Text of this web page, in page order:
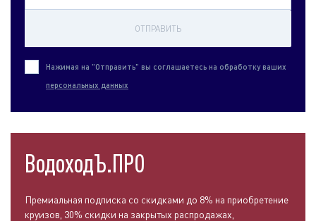
ОТПРАВИТЬ
Нажимая на "Отправить" вы соглашаетесь на обработку ваших
персональных данных
ВодоходЪ.ПРО
Премиальная подписка со скидками до 8% на приобретение
круизов, 30% скидки на закрытых распродажах,